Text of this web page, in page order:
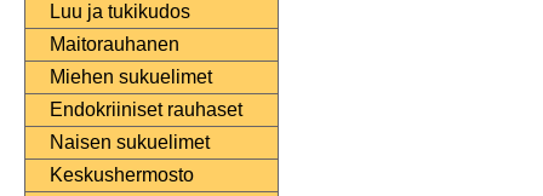
Luu ja tukikudos
Maitorauhanen
Miehen sukuelimet
Endokriiniset rauhaset
Naisen sukuelimet
Keskushermosto